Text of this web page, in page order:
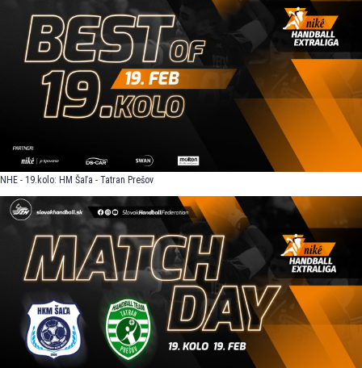
NHE - 19.kolo: HM Šaľa - Tatran Prešov